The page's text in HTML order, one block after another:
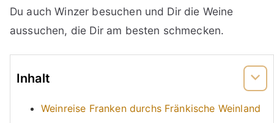
Du auch Winzer besuchen und Dir die Weine
aussuchen, die Dir am besten schmecken.
Inhalt
Weinreise Franken durchs Fränkische Weinland